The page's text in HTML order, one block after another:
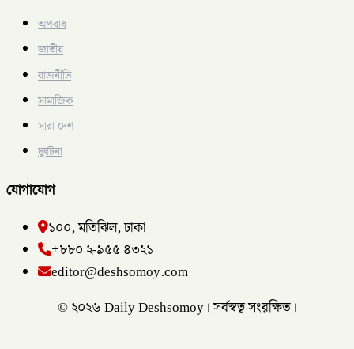
অপরাধ
জাতীয়
রাজনীতি
সামাজিক
সারা দেশ
দুর্ঘটনা
যোগাযোগ
১০০, মতিঝিল, ঢাকা
+৮৮০ ২-৯৫৫ ৪৩২১
editor@deshsomoy.com
© ২০২৬ Daily Deshsomoy। সর্বস্বত্ব সংরক্ষিত।